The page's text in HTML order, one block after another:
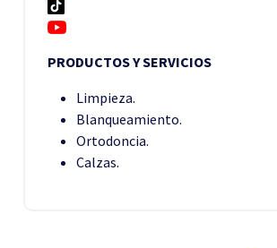
PRODUCTOS Y SERVICIOS
Limpieza.
Blanqueamiento.
Ortodoncia.
Calzas.